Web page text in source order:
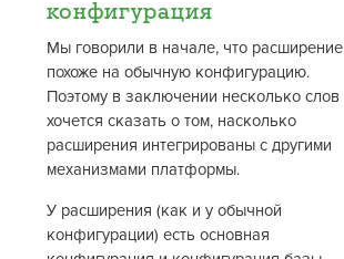
конфигурация
Мы говорили в начале, что расширение
похоже на обычную конфигурацию.
Поэтому в заключении несколько слов
хочется сказать о том, насколько
расширения интегрированы с другими
механизмами платформы.
У расширения (как и у обычной
конфигурации) есть основная